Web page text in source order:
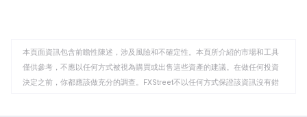
板
本頁面資訊包含前瞻性陳述，涉及風險和不確定性。本頁所介紹的市場和工具
僅供參考，不應以任何方式被視為購買或出售這些資產的建議。在做任何投資
決定之前，你都應該做充分的調查。FXStreet不以任何方式保證該資訊沒有錯